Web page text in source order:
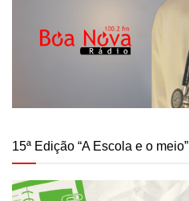
15ª Edição “A Escola e o meio”